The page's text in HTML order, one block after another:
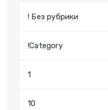
! Без рубрики
!Category
1
10